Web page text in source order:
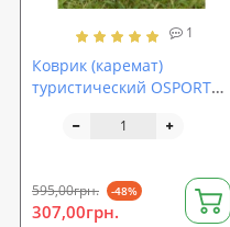
1
Коврик (каремат)
туристический OSPORT
595,00грн. -48%
307,00грн.